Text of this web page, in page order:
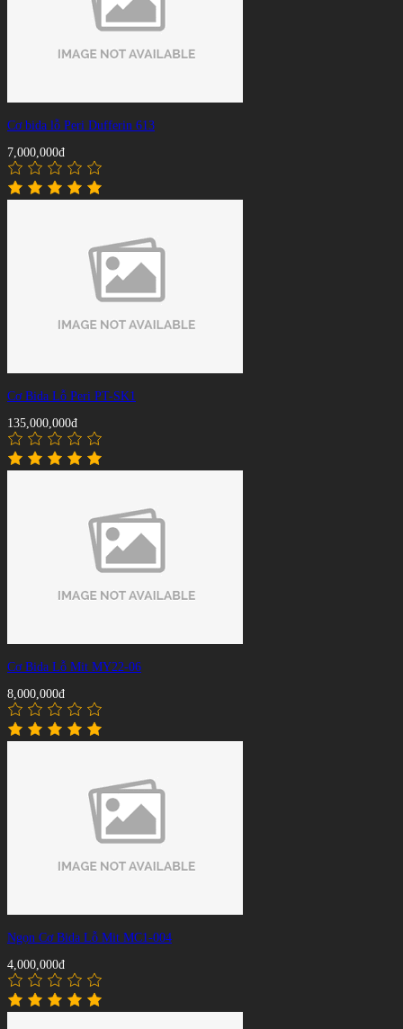
Cơ bida lỗ Peri Dufferin 613
7,000,000đ
Cơ Bida Lỗ Peri PT-SK1
135,000,000đ
Cơ Bida Lỗ Mit MY22-06
8,000,000đ
Ngọn Cơ Bida Lỗ Mit MC1-004
4,000,000đ